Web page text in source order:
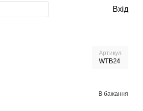
Вхід
Артикул
WTB24
В бажання